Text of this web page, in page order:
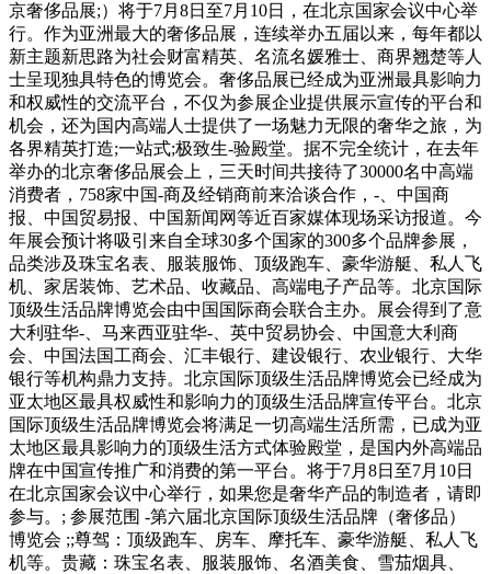
京奢侈品展;）将于7月8日至7月10日，在北京国家会议中心举
行。作为亚洲最大的奢侈品展，连续举办五届以来，每年都以
新主题新思路为社会财富精英、名流名媛雅士、商界翘楚等人
士呈现独具特色的博览会。奢侈品展已经成为亚洲最具影响力
和权威性的交流平台，不仅为参展企业提供展示宣传的平台和
机会，还为国内高端人士提供了一场魅力无限的奢华之旅，为
各界精英打造;一站式;极致生-验殿堂。据不完全统计，在去年
举办的北京奢侈品展会上，三天时间共接待了30000名中高端
消费者，758家中国-商及经销商前来洽谈合作，-、中国商
报、中国贸易报、中国新闻网等近百家媒体现场采访报道。今
年展会预计将吸引来自全球30多个国家的300多个品牌参展，
品类涉及珠宝名表、服装服饰、顶级跑车、豪华游艇、私人飞
机、家居装饰、艺术品、收藏品、高端电子产品等。北京国际
顶级生活品牌博览会由中国国际商会联合主办。展会得到了意
大利驻华-、马来西亚驻华-、英中贸易协会、中国意大利商
会、中国法国工商会、汇丰银行、建设银行、农业银行、大华
银行等机构鼎力支持。北京国际顶级生活品牌博览会已经成为
亚太地区最具权威性和影响力的顶级生活品牌宣传平台。北京
国际顶级生活品牌博览会将满足一切高端生活所需，已成为亚
太地区最具影响力的顶级生活方式体验殿堂，是国内外高端品
牌在中国宣传推广和消费的第一平台。将于7月8日至7月10日
在北京国家会议中心举行，如果您是奢华产品的制造者，请即
参与。; 参展范围 -第六届北京国际顶级生活品牌（奢侈品）
博览会 ;;尊驾：顶级跑车、房车、摩托车、豪华游艇、私人飞
机等。贵藏：珠宝名表、服装服饰、名酒美食、雪茄烟具、